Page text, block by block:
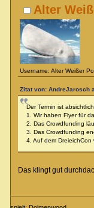
Alter
Username: Alter Weißer
Zitat von: AndreJarosch
Der Termin ist
1. Wir haben Flyer für
2. Das Crowdfunding
3. Das Crowdfunding
4. Auf dem DreieichCon
Das klingt gut